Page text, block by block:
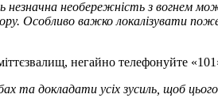
необережність з вогнем
Особливо важко локалізувати
негайно телефонуйте
та докладати усіх зусиль, щоб